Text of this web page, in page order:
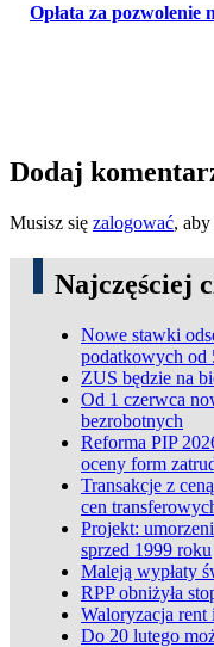
Opłata za pozwolenie
Dodaj
Musisz się zalogować,
Najczęściej
Nowe stawki
podatkowych od
ZUS będzie na
Od 1 czerwca
bezrobotnych
Reforma PIP
oceny form
Transakcje z
cen
Projekt:
sprzed 1999 roku
Maleją wypłaty
RPP obniżyła
Waloryzacja rent
Do 20 lutego